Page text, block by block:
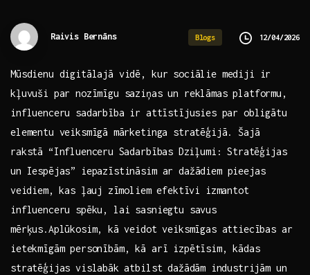
Raivis Bernāns Blogs 12/04/2026
Mūsdienu digitālajā vidē, kur sociālie mediji ir
kļuvuši par nozīmīgu saziņas un reklāmas platformu,
influenceru sadarbība⁢ ir attīstījusies par obligātu
‍elementu veiksmīgā⁤ mārketinga stratēģijā. Šajā
rakstā “Influenceru⁢ Sadarbības ⁢Dziļumi:‌ Stratēģijas⁣
un Iespējas” iepazīstināsim ar dažādiem pieejas
⁤veidiem, kas ļauj ⁤zīmoliem efektīvi izmantot
influenceru spēku, lai‍ sasniegtu savus
mērķus.Aplūkosim, ⁢kā ​veidot veiksmīgas attiecības ar
ietekmīgām personībām, kā arī izpētīsim, kādas
stratēģijas vislabāk ⁤atbilst dažādām ⁣industrijām un